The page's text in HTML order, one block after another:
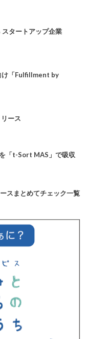
タートアップ企業
け「Fulfillment by
ース
「t-Sort MAS」で吸収
スまとめてチェック一覧